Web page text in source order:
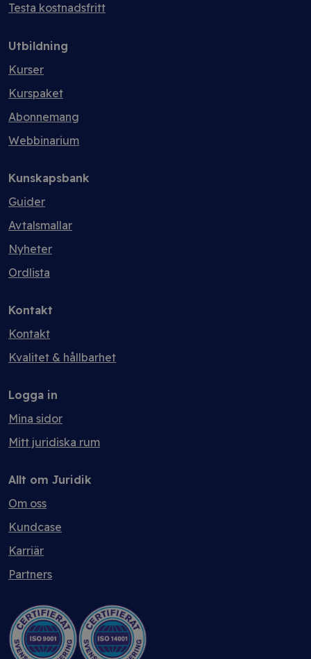
Testa kostnadsfritt
Utbildning
Kurser
Kurspaket
Abonnemang
Webbinarium
Kunskapsbank
Guider
Avtalsmallar
Nyheter
Ordlista
Kontakt
Kontakt
Kvalitet & hållbarhet
Logga in
Mina sidor
Mitt juridiska rum
Allt om Juridik
Om oss
Kundcase
Karriär
Partners